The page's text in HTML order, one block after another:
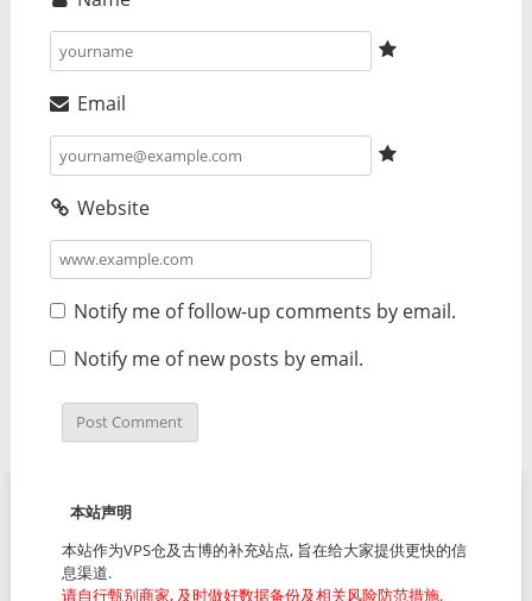
Email
Website
Notify me of follow-up comments by email.
Notify me of new posts by email.
本站声明
本站作为VPS仓及古博的补充站点, 旨在给大家提供更快的信
息渠道.
请自行甄别商家, 及时做好数据备份及相关风险防范措施.